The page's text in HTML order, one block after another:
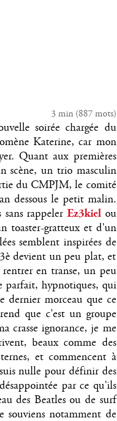
3 min(887mots)
soirée chargée du
Katerine, car mon
Quant aux premières
scène, un trio masculin
du CMPJM, le comité
dessous le petit malin.
rappelerEz3kiel ou
toaster-gratteux et d'un
semblent inspirées de
devient un peu plat, et
en transe, un peu
parfait, hypnotiques, qui
dernier morceau que ce
que c'est un groupe
crasse ignorance, je me
beaux comme des
et commencent à
nulle pour définir des
par ce qu'ils
des Beatles ou de surf
souviens notamment de